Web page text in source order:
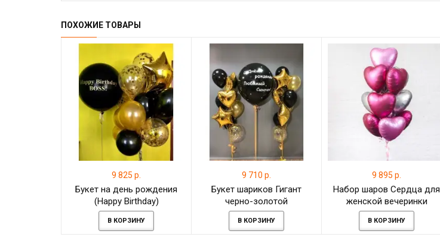
ПОХОЖИЕ ТОВАРЫ
9 825 р.
Букет на день рождения
(Happy Birthday)
В КОРЗИНУ
9 710 р.
Букет шариков Гигант
черно-золотой
В КОРЗИНУ
9 895 р.
Набор шаров Сердца для
женской вечеринки
В КОРЗИНУ